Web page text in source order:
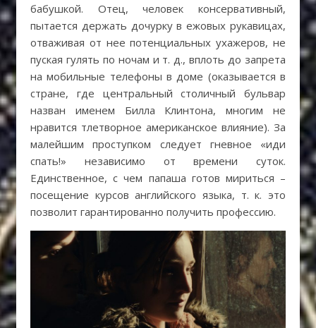
бабушкой. Отец, человек консервативный,
пытается держать дочурку в ежовых рукавицах,
отваживая от нее потенциальных ухажеров, не
пуская гулять по ночам и т. д., вплоть до запрета
на мобильные телефоны в доме (оказывается в
стране, где центральный столичный бульвар
назван именем Билла Клинтона, многим не
нравится тлетворное американское влияние). За
малейшим проступком следует гневное «иди
спать!» независимо от времени суток.
Единственное, с чем папаша готов мириться –
посещение курсов английского языка, т. к. это
позволит гарантированно получить профессию.